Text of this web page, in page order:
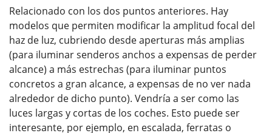
Relacionado con los dos puntos anteriores. Hay
modelos que permiten modificar la amplitud focal del
haz de luz, cubriendo desde aperturas más amplias
(para iluminar senderos anchos a expensas de perder
alcance) a más estrechas (para iluminar puntos
concretos a gran alcance, a expensas de no ver nada
alrededor de dicho punto). Vendría a ser como las
luces largas y cortas de los coches. Esto puede ser
interesante, por ejemplo, en escalada, ferratas o